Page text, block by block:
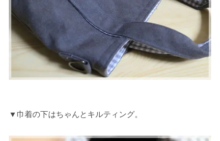
▼巾着の下はちゃんとキルティング。